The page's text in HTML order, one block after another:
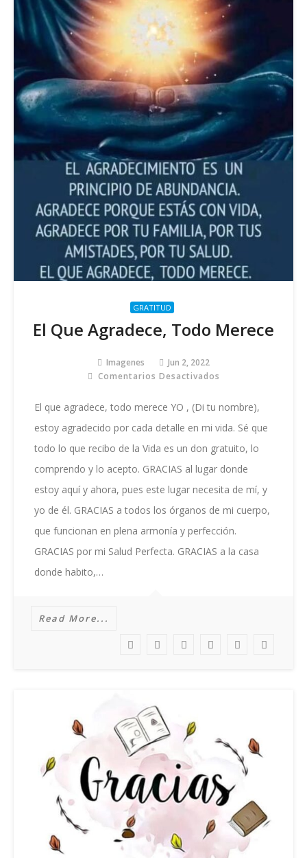
GRATITUD
El Que Agradece, Todo Merece
Imagenes
Jun 2, 2022
Comentarios Desactivados
Que
Todo
Merece
El que agradece, todo merece YO , (Di tu nombre),
estoy agradecido por cada detalle en mi vida. Sé que
todo lo que recibo de la Vida es un don gratuito, lo
comprendo y lo acepto. GRACIAS al lugar donde
estoy aquí y ahora, pues este lugar necesita de mí, y
yo de él. GRACIAS a todos los órganos de mi cuerpo,
que funcionan en plena armonía y perfección.
GRACIAS por mi Salud Perfecta. GRACIAS a la casa
donde habito,…
Read More...